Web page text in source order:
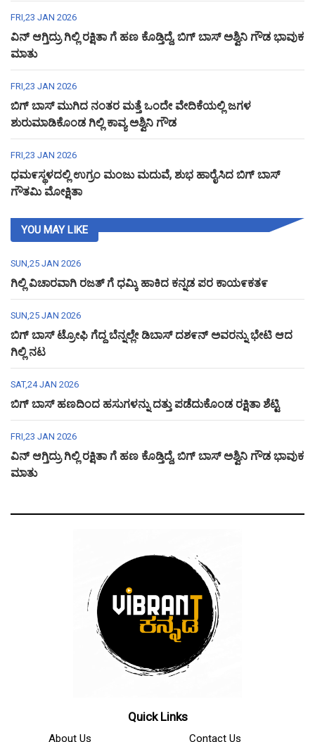
FRI,23 JAN 2026
ವಿನ್ ಆಗ್ತಿದ್ರು ಗಿಲ್ಲಿ ರಕ್ಷಿತಾ ಗೆ ಹಣ ಕೊಡ್ತಿದ್ದೆ, ಬಿಗ್ ಬಾಸ್ ಅಶ್ವಿನಿ ಗೌಡ ಭಾವುಕ
ಮಾತು
FRI,23 JAN 2026
ಬಿಗ್ ಬಾಸ್ ಮುಗಿದ ನಂತರ ಮತ್ತೆ ಒಂದೇ ವೇದಿಕೆಯಲ್ಲಿ ಜಗಳ
ಶುರುಮಾಡಿಕೊಂಡ ಗಿಲ್ಲಿ ಕಾವ್ಯ ಅಶ್ವಿನಿ ಗೌಡ
FRI,23 JAN 2026
ಧಮ೯ಸ್ಥಳದಲ್ಲಿ ಉಗ್ರಂ ಮಂಜು ಮದುವೆ, ಶುಭ ಹಾರೈಸಿದ ಬಿಗ್ ಬಾಸ್
ಗೌತಮಿ ಮೋಕ್ಷಿತಾ
YOU MAY LIKE
SUN,25 JAN 2026
ಗಿಲ್ಲಿ ವಿಚಾರವಾಗಿ ರಜತ್ ಗೆ ಧಮ್ಕಿ ಹಾಕಿದ ಕನ್ನಡ ಪರ ಕಾಯ೯ಕತ೯
SUN,25 JAN 2026
ಬಿಗ್ ಬಾಸ್ ಟ್ರೋಫಿ ಗೆದ್ದ ಬೆನ್ನಲ್ಲೇ ಡಿಬಾಸ್ ದಶ೯ನ್ ಅವರನ್ನು ಭೇಟಿ ಆದ
ಗಿಲ್ಲಿ ನಟ
SAT,24 JAN 2026
ಬಿಗ್ ಬಾಸ್ ಹಣದಿಂದ ಹಸುಗಳನ್ನು ದತ್ತು ಪಡೆದುಕೊಂಡ ರಕ್ಷಿತಾ ಶೆಟ್ಟಿ
FRI,23 JAN 2026
ವಿನ್ ಆಗ್ತಿದ್ರು ಗಿಲ್ಲಿ ರಕ್ಷಿತಾ ಗೆ ಹಣ ಕೊಡ್ತಿದ್ದೆ, ಬಿಗ್ ಬಾಸ್ ಅಶ್ವಿನಿ ಗೌಡ ಭಾವುಕ
ಮಾತು
Quick Links
About Us Contact Us